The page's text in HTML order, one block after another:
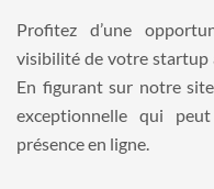
Profitez d’une
visibilité de votre startup
En figurant sur notre
exceptionnelle qui
présence en ligne.